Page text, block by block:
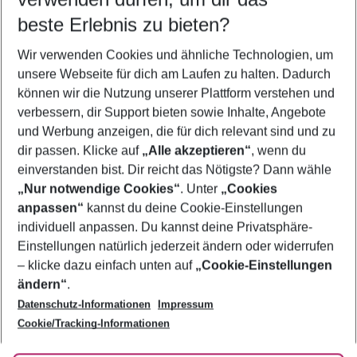
5-8 Nächte
2 Erwachsene Keine Kinder
Mehr Filter anzeigen
Footer
Footer navigation
Über uns
AGB
Bestpreisgarantie
Cookie-Einstellungen ändern
Cookie-Richtlinie
Agenturbetreuung
Barrierefreies Reisen
Folge uns
beste Erlebnis zu bieten?
Wir verwenden Cookies und ähnliche Technologien, um
unsere Webseite für dich am Laufen zu halten. Dadurch
können wir die Nutzung unserer Plattform verstehen und
verbessern, dir Support bieten sowie Inhalte, Angebote
und Werbung anzeigen, die für dich relevant sind und zu
dir passen. Klicke auf „Alle akzeptieren“, wenn du
einverstanden bist. Dir reicht das Nötigste? Dann wähle
„Nur notwendige Cookies“. Unter „Cookies
anpassen“ kannst du deine Cookie-Einstellungen
individuell anpassen. Du kannst deine Privatsphäre-
Einstellungen natürlich jederzeit ändern oder widerrufen
– klicke dazu einfach unten auf „Cookie-Einstellungen
ändern“.
Datenschutz-Informationen
Impressum
Cookie/Tracking-Informationen